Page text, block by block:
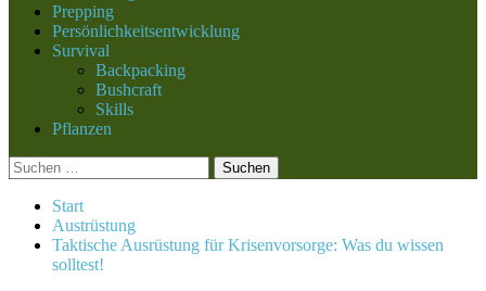
Prepping
Persönlichkeitsentwicklung
Survival
Backpacking
Bushcraft
Skills
Pflanzen
Suchen
nach:
Start
Austrüstung
Taktische Ausrüstung für Krisenvorsorge: Was du wissen
solltest!